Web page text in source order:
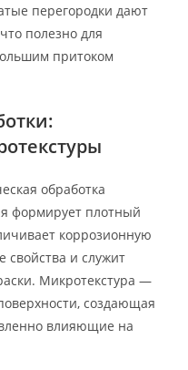
перегородки дают
полезно для
притоком
обработка
формирует плотный
коррозионную
свойства и служит
Микротекстура —
создающая
влияющие на